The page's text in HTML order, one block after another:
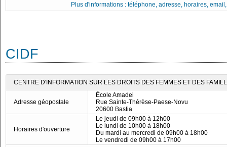
Plus d'informations : téléphone, adresse, horaires,
CIDF
CENTRE D'INFORMATION SUR LES DROITS DES FEMMES ET DES
Adresse géopostale
École Amadei
Rue Sainte-Thérèse-Paese-Novu
20600 Bastia
Horaires d'ouverture
Le jeudi de 09h00 à 12h00
Le lundi de 10h00 à 18h00
Du mardi au mercredi de 09h00 à 18h00
Le vendredi de 09h00 à 17h00